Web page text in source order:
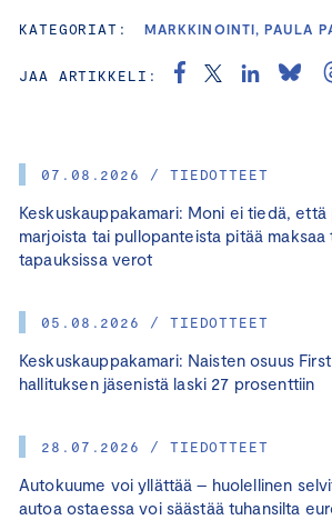
07.08.2026 / TIEDOTTEET
Keskuskauppakamari: Moni ei tiedä, että
marjoista tai pullopanteista pitää maksaa
tapauksissa verot
05.08.2026 / TIEDOTTEET
Keskuskauppakamari: Naisten osuus
hallituksen jäsenistä laski 27 prosenttiin
28.07.2026 / TIEDOTTEET
Autokuume voi yllättää – huolellinen
autoa ostaessa voi säästää tuhansilta
KATEGORIAT: MARKKINOINTI, PAULA
JAA ARTIKKELI: